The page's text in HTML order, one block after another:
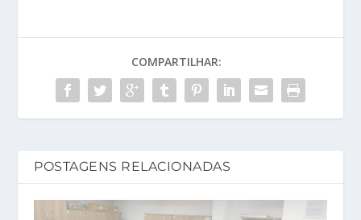
COMPARTILHAR:
POSTAGENS RELACIONADAS